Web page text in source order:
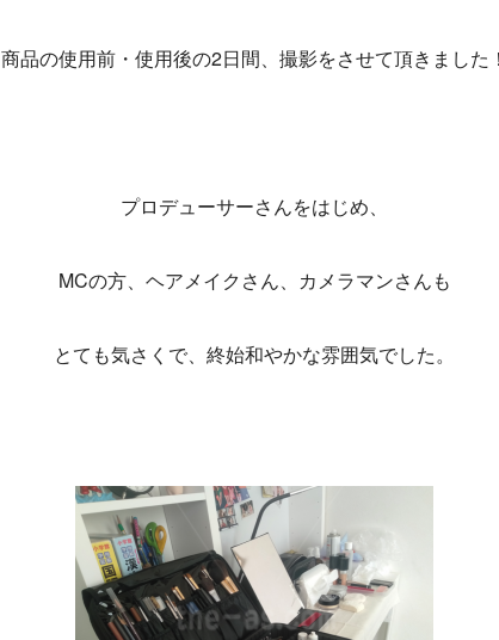
商品の使用前・使用後の2日間、撮影をさせて頂きました！
プロデューサーさんをはじめ、
MCの方、ヘアメイクさん、カメラマンさんも
とても気さくで、終始和やかな雰囲気でした。